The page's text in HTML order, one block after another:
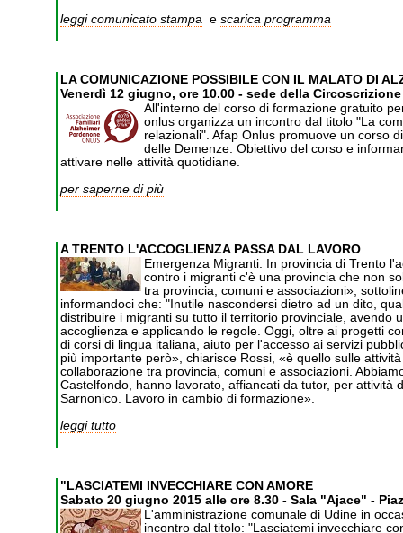
leggi comunicato stampae scarica programma
LA COMUNICAZIONE POSSIBILE CON IL MALATO DI
Venerdì 12 giugno, ore 10.00 - sede della
All'interno del corso di formazione gratuito
onlus organizza un incontro dal titolo "La
relazionali". Afap Onlus promuove un corso
delle Demenze. Obiettivo del corso e
attivare nelle attività quotidiane.
per saperne di più
A TRENTO L'ACCOGLIENZA PASSA DAL LAVORO
Emergenza Migranti: In provincia di Trento
contro i migranti c'è una provincia che non
tra provincia, comuni e associazioni»,
informandoci che: "Inutile nascondersi dietro ad un dito,
distribuire i migranti su tutto il territorio provinciale, avendo
accoglienza e applicando le regole. Oggi, oltre ai progetti
di corsi di lingua italiana, aiuto per l'accesso ai servizi
più importante però», chiarisce Rossi, «è quello sulle
collaborazione tra provincia, comuni e associazioni.
Castelfondo, hanno lavorato, affiancati da tutor, per attività
Sarnonico. Lavoro in cambio di formazione».
leggi tutto
"LASCIATEMI INVECCHIARE CON AMORE
Sabato 20 giugno 2015 alle ore 8.30 - Sala "Ajace" -
L'amministrazione comunale di Udine in
incontro dal titolo: "Lasciatemi invecchiare